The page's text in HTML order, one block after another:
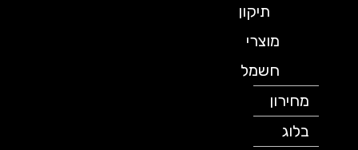
תיקון
מוצרי
חשמל
מחירון